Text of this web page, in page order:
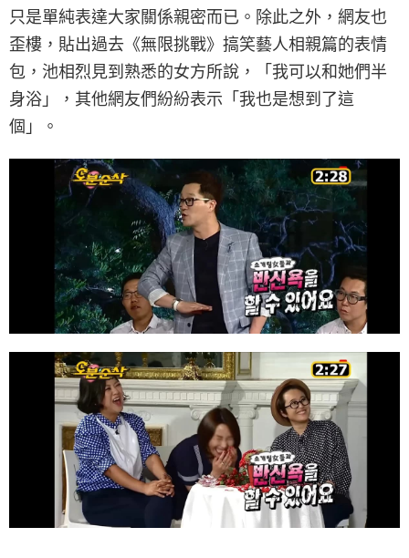
只是單純表達大家關係親密而已。除此之外，網友也
歪樓，貼出過去《無限挑戰》搞笑藝人相親篇的表情
包，池相烈見到熟悉的女方所說，「我可以和她們半
身浴」，其他網友們紛紛表示「我也是想到了這
個」。